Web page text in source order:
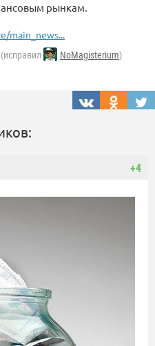
рынкам.
main_news...
NoMagisterium)
+4